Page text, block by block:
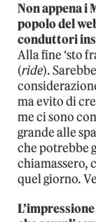
Non appena i
popolo del
conduttori
Alla fine ‘sto
(ride).
ma evito di
me ci sono
grande alle
che potrebbe
chiamassero,
quel giorno.